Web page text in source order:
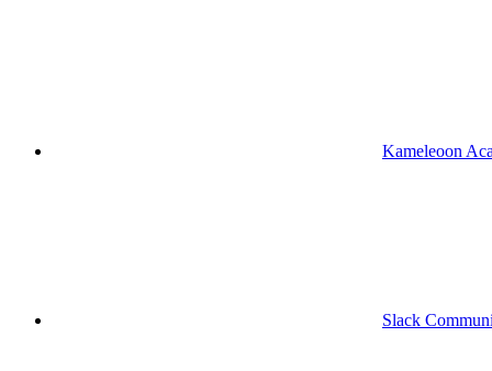
Kameleoon
Slack